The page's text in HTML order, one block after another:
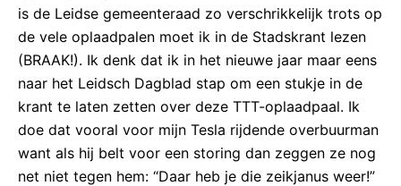
is de Leidse gemeenteraad zo verschrikkelijk trots op
de vele oplaadpalen moet ik in de Stadskrant lezen
(BRAAK!). Ik denk dat ik in het nieuwe jaar maar eens
naar het Leidsch Dagblad stap om een stukje in de
krant te laten zetten over deze TTT-oplaadpaal. Ik
doe dat vooral voor mijn Tesla rijdende overbuurman
want als hij belt voor een storing dan zeggen ze nog
net niet tegen hem: “Daar heb je die zeikjanus weer!”